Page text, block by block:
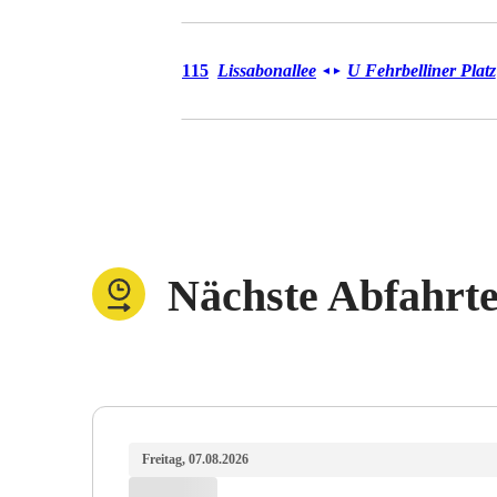
Bus 115
115 Lissabonallee ◄ ► U Fehrbelliner Platz
Nächste
Freitag, 07.08.2026